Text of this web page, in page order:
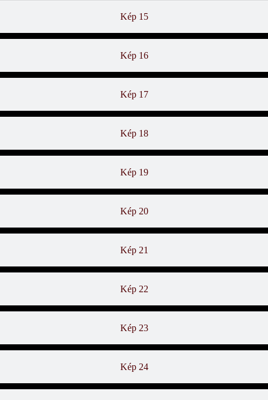
Kép 15
Kép 16
Kép 17
Kép 18
Kép 19
Kép 20
Kép 21
Kép 22
Kép 23
Kép 24